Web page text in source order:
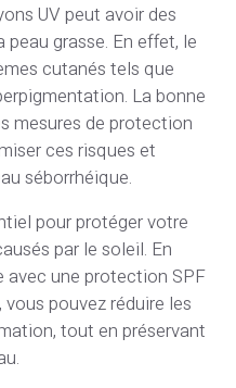
UV peut avoir des
grasse. En effet, le
cutanés tels que
La bonne
mesures de protection
ces risques et
séborrhéique.
pour protéger votre
par le soleil. En
avec une protection SPF
pouvez réduire les
tout en préservant